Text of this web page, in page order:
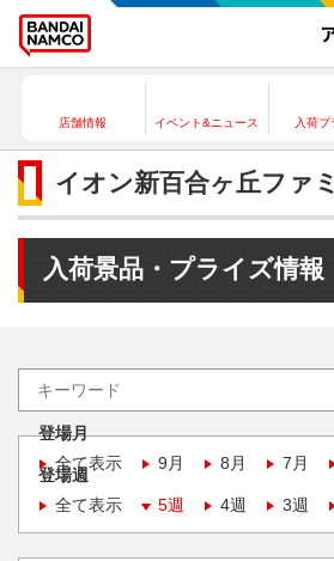
店舗情報 イベント&ニュース 入荷プ
イオン新百合ヶ丘ファ
入荷景品・プライズ情報
登場月
全て表示
9月 8月 7月
登場週
全て表示
5週 4週 3週